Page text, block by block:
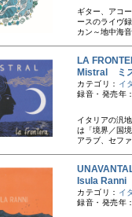
ギター、アコ
ースのライヴ
カン～地中海
LA
Mistral ミ
カテゴリ： イ
録音・発売年
イタリアの汎
は「境界／国
アラブ、セフ
Isula
カテゴリ： イ
録音・発売年